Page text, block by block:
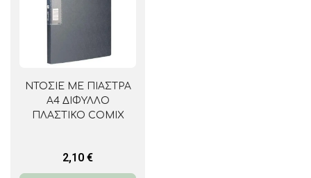
ΝΤΟΣΙΕ ΜΕ ΠΙΑΣΤΡΑ
Α4 ΔΙΦΥΛΛΟ
ΠΛΑΣΤΙΚΟ COMIX
2,10 €